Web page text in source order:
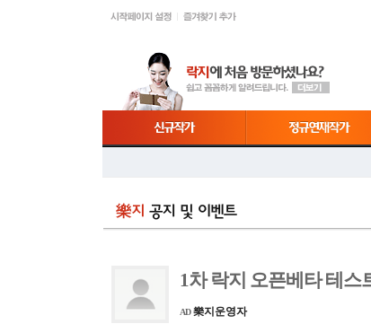
1차 락지 오픈베타 테
AD 樂지운영자